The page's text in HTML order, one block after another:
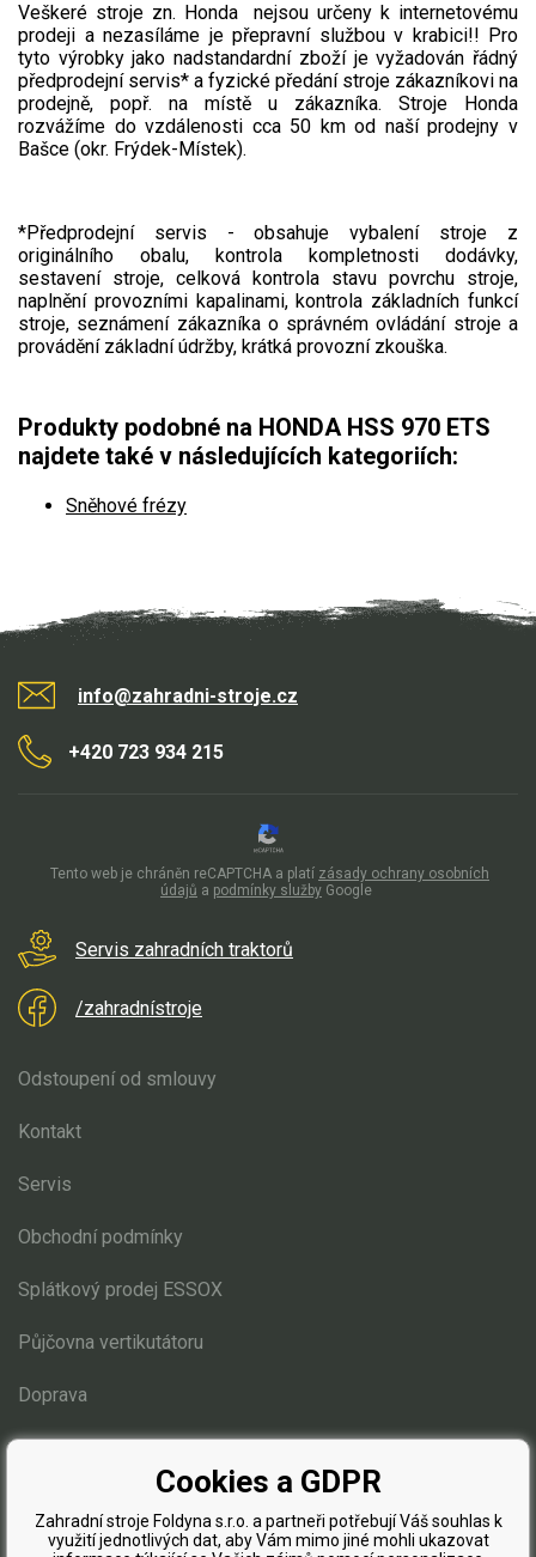
Veškeré stroje zn. Honda nejsou určeny k internetovému
prodeji a nezasíláme je přepravní službou v krabici!! Pro
tyto výrobky jako nadstandardní zboží je vyžadován řádný
předprodejní servis* a fyzické předání stroje zákazníkovi na
prodejně, popř. na místě u zákazníka. Stroje Honda
rozvážíme do vzdálenosti cca 50 km od naší prodejny v
Bašce (okr. Frýdek-Místek).
*Předprodejní servis - obsahuje vybalení stroje z
originálního obalu, kontrola kompletnosti dodávky,
sestavení stroje, celková kontrola stavu povrchu stroje,
naplnění provozními kapalinami, kontrola základních funkcí
stroje, seznámení zákazníka o správném ovládání stroje a
provádění základní údržby, krátká provozní zkouška.
Produkty podobné na HONDA HSS 970 ETS
najdete také v následujících kategoriích:
Sněhové frézy
info@zahradni-stroje.cz
+420 723 934 215
Servis zahradních traktorů
/zahradnístroje
Odstoupení od smlouvy
Kontakt
Servis
Obchodní podmínky
Splátkový prodej ESSOX
Půjčovna vertikutátoru
Doprava
Tento web je chráněn reCAPTCHA a platí zásady ochrany osobních
údajů a podmínky služby Google
Cookies a GDPR
Zahradní stroje Foldyna s.r.o. a partneři potřebují Váš souhlas k
využití jednotlivých dat, aby Vám mimo jiné mohli ukazovat